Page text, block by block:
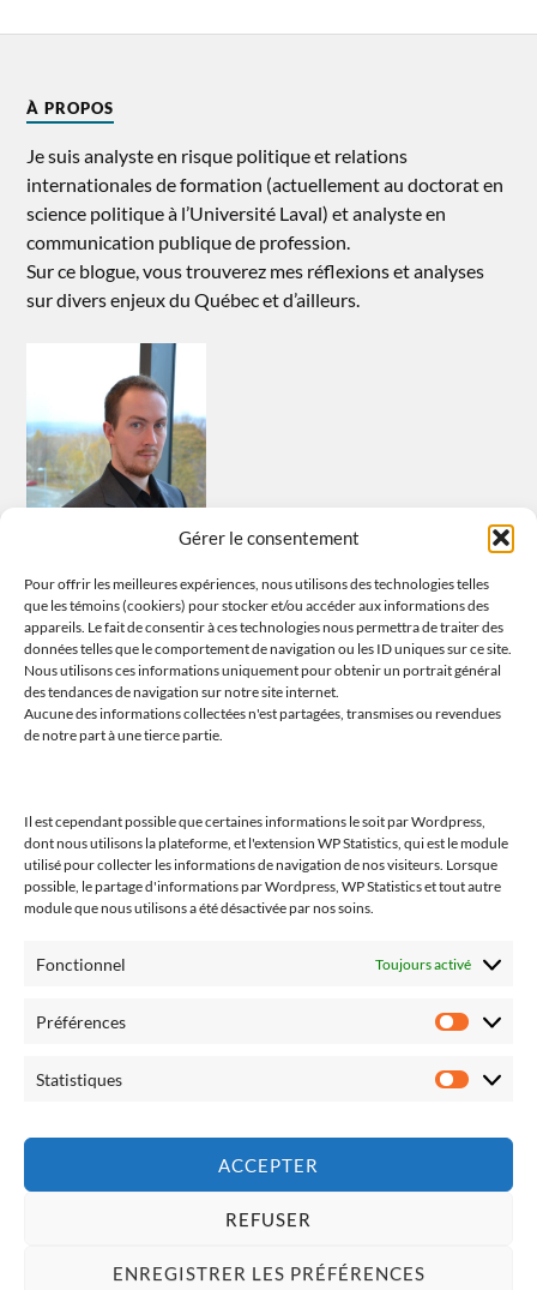
Gérer le consentement
Pour offrir les meilleures expériences, nous utilisons des technologies telles
que les témoins (cookiers) pour stocker et/ou accéder aux informations des
appareils. Le fait de consentir à ces technologies nous permettra de traiter des
données telles que le comportement de navigation ou les ID uniques sur ce site.
Nous utilisons ces informations uniquement pour obtenir un portrait général
des tendances de navigation sur notre site internet.
Aucune des informations collectées n'est partagées, transmises ou revendues
de notre part à une tierce partie.
Il est cependant possible que certaines informations le soit par Wordpress,
dont nous utilisons la plateforme, et l'extension WP Statistics, qui est le module
utilisé pour collecter les informations de navigation de nos visiteurs. Lorsque
possible, le partage d'informations par Wordpress, WP Statistics et tout autre
module que nous utilisons a été désactivée par nos soins.
Fonctionnel Toujours activé
Préférences
Statistiques
ACCEPTER
REFUSER
ENREGISTRER LES PRÉFÉRENCES
À PROPOS
Je suis analyste en risque politique et relations
internationales de formation (actuellement au doctorat en
science politique à l’Université Laval) et analyste en
communication publique de profession.
Sur ce blogue, vous trouverez mes réflexions et analyses
sur divers enjeux du Québec et d’ailleurs.
Tous les propos sont ceux de l’auteur et n’engagent que lui et lui
seul. L’auteur ne saurait être tenu responsable de tout problème
découlant de l’usage fait de ses propos et analyses.
Suivez-moi (Linktree)
Politique de témoins (CA)